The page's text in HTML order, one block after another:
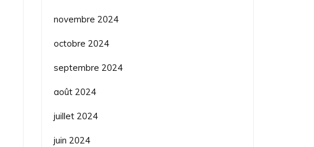
novembre 2024
octobre 2024
septembre 2024
août 2024
juillet 2024
juin 2024